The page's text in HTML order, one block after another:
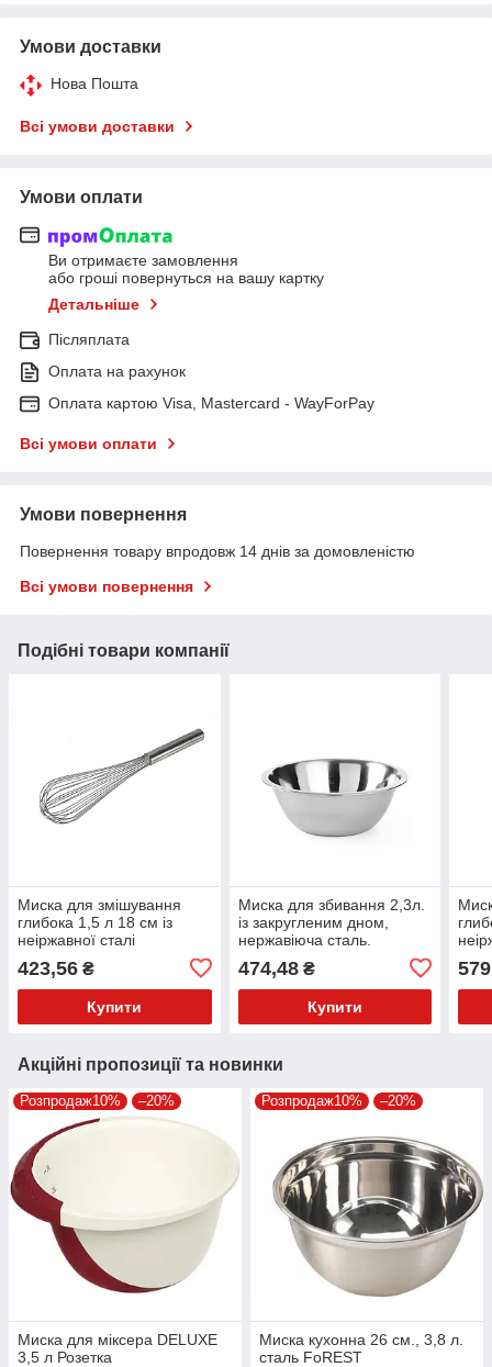
Умови доставки
Нова Пошта
Всі умови доставки
Умови оплати
Ви отримаєте замовлення
або гроші повернуться на вашу картку
Детальніше
Післяплата
Оплата на рахунок
Оплата картою Visa, Mastercard - WayForPay
Всі умови оплати
Умови повернення
Повернення товару впродовж 14 днів за домовленістю
Всі умови повернення
Подібні товари компанії
Миска для змішування
глибока 1,5 л 18 см із
неіржавної сталі
423,56 ₴
Купити
Миска для збивання 2,3л.
із закругленим дном,
нержавіюча сталь.
474,48₴
Купити
Акційні пропозиції та новинки
Розпродаж10% –20%
Миска для міксера DELUXE
3,5 л Розетка
Розпродаж10% –20%
Миска кухонна 26 см., 3,8 л.
сталь FoREST